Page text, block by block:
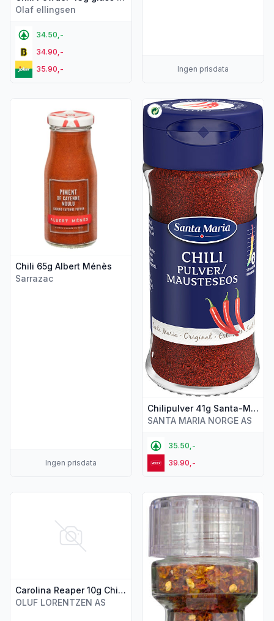
Olaf ellingsen
34.50,-
34.90,-
35.90,-
Ingen prisdata
Chili 65g Albert Ménès
Sarrazac
Ingen prisdata
Vis flere detaljer for produktet "Chili 65g Albert Ménès"
Chilipulver 41g Santa-Maria
SANTA MARIA NORGE AS
35.50,-
39.90,-
Vis flere detaljer for
Carolina Reaper 10g Chili Klaus
OLUF LORENTZEN AS
Vis flere detaljer for produktet "Carolina Reaper 10g Chili
Vis flere detaljer for